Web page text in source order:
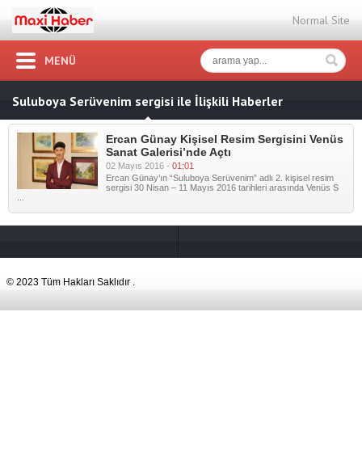
Normal Site
MENÜ
Suluboya Serüvenim sergisi ile İlişkili Haberler
Ercan Günay Kişisel Resim Sergisini Venüs
Sanat Galerisi’nde Açtı
02 Mayıs 2016 - 01:01
Ercan Günay’ın “Suluboya Serüvenim” adlı 2. kişisel resim
sergisi 30 Nisan – 11 Mayıs 2016 tarihleri arasında Venüs S
© 2023 Tüm Hakları Saklıdır .